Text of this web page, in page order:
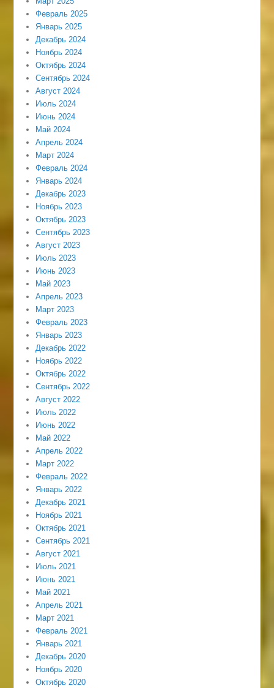
Февраль 2025
Январь 2025
Декабрь 2024
Ноябрь 2024
Октябрь 2024
Сентябрь 2024
Август 2024
Июль 2024
Июнь 2024
Май 2024
Апрель 2024
Март 2024
Февраль 2024
Январь 2024
Декабрь 2023
Ноябрь 2023
Октябрь 2023
Сентябрь 2023
Август 2023
Июль 2023
Июнь 2023
Май 2023
Апрель 2023
Март 2023
Февраль 2023
Январь 2023
Декабрь 2022
Ноябрь 2022
Октябрь 2022
Сентябрь 2022
Август 2022
Июль 2022
Июнь 2022
Май 2022
Апрель 2022
Март 2022
Февраль 2022
Январь 2022
Декабрь 2021
Ноябрь 2021
Октябрь 2021
Сентябрь 2021
Август 2021
Июль 2021
Июнь 2021
Май 2021
Апрель 2021
Март 2021
Февраль 2021
Январь 2021
Декабрь 2020
Ноябрь 2020
Октябрь 2020